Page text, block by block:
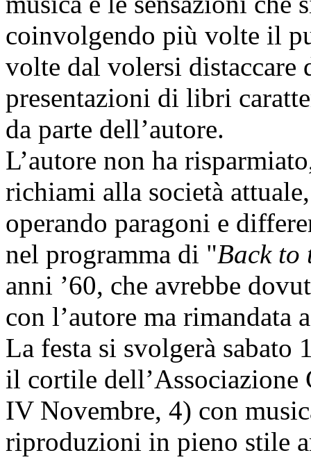
coinvolgendo più volte il
volte dal volersi distaccare
presentazioni di libri
da parte dell’autore.
L’autore non ha
richiami alla società
operando paragoni e
nel programma di "Back to
anni ’60, che avrebbe
con l’autore ma rimandata
La festa si svolgerà sabato
il cortile dell’Associazione
IV Novembre, 4) con
riproduzioni in pieno stile